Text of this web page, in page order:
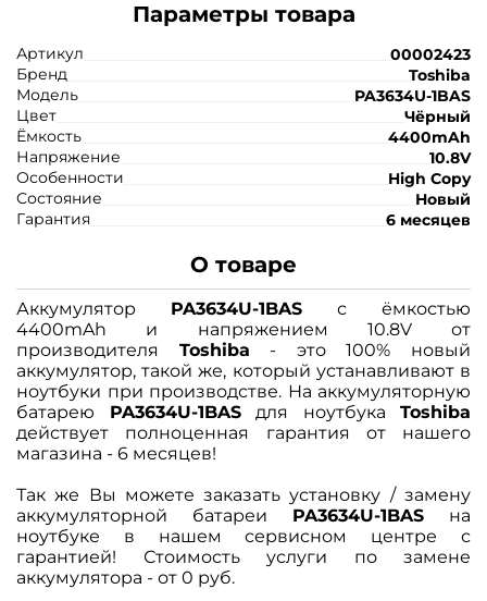
Параметры товара
Артикул
00002423
Бренд
Toshiba
Модель
PA3634U-1BAS
Цвет
Чёрный
Ёмкость
4400mAh
Напряжение
10.8V
Особенности
High Copy
Состояние
Новый
Гарантия
6 месяцев
О товаре
Аккумулятор PA3634U-1BAS с ёмкостью
4400mAh и напряжением 10.8V от
производителя Toshiba - это 100% новый
аккумулятор, такой же, который устанавливают в
ноутбуки при производстве. На аккумуляторную
батарею PA3634U-1BASдля ноутбука Toshiba
действует полноценная гарантия от нашего
магазина - 6 месяцев!
Так же Вы можете заказать установку / замену
аккумуляторной батареи PA3634U-1BAS на
ноутбуке в нашем сервисном центре с
гарантией! Стоимость услуги по замене
аккумулятора - от 0 руб.